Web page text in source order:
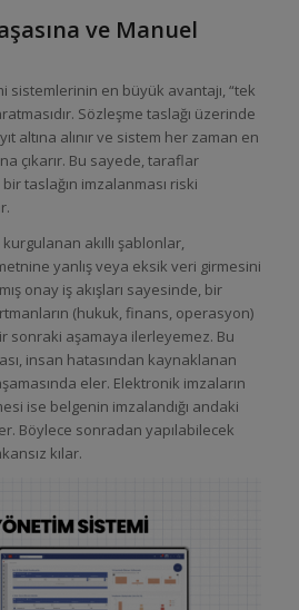
ve Manuel
sistemlerinin en büyük avantajı, “tek
Sözleşme taslağı üzerinde
altına alınır ve sistem her zaman en
çıkarır. Bu sayede, taraflar
taslağın imzalanması riski
akıllı şablonlar,
yanlış veya eksik veri girmesini
onay iş akışları sayesinde, bir
(hukuk, finans, operasyon)
sonraki aşamaya ilerleyemez. Bu
insan hatasından kaynaklanan
eler. Elektronik imzaların
ise belgenin imzalandığı andaki
Böylece sonradan yapılabilecek
kılar.